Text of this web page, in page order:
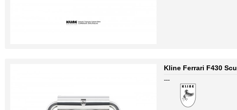
Kline Ferrari F430
---